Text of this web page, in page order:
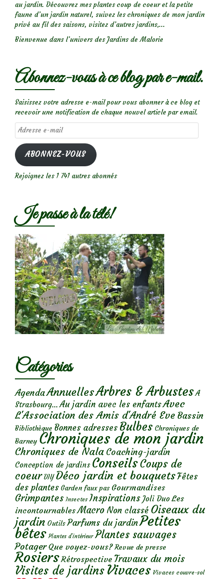
au jardin. Découvrez mes plantes coup de coeur et la petite
faune d’un jardin naturel, suivez les chroniques de mon jardin
privé au fil des saisons, visitez d’autres jardins,...
Bienvenue dans l’univers des Jardins de Malorie
Abonnez-vous à ce blog par e-mail.
Saisissez votre adresse e-mail pour vous abonner à ce blog et
recevoir une notification de chaque nouvel article par email.
Adresse
e-
mail
ABONNEZ-VOUS
Rejoignez les 1 741 autres abonnés
Je passe à la télé!
Catégories
AgendaAnnuellesArbres & Arbustes A
Strasbourg... Au jardin avec les enfantsAvec
L'Association des Amis d'André Eve Bassin
Bibliothèque Bonnes adresses Bulbes Chroniques de
Barney Chroniques de mon jardin
Chroniques de Nala Coaching-jardin
Conception de jardins ConseilsCoups de
coeur DIY Déco jardin et bouquetsFêtes
des plantes Garden faux pas Gourmandises
Grimpantes Insectes Inspirations Joli Duo Les
incontournables Macro Non classé Oiseaux du
jardin Outils Parfums du jardinPetites
bêtes Plantes d’intérieur Plantes sauvages
Potager Que voyez-vous? Revue de presse
Rosiers Rétrospective Travaux du mois
Visites de jardins Vivaces Vivaces couvre-sol